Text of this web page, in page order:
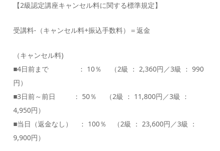
【2級認定講座キャンセル料に関する標準規定】
受講料-（キャンセル料+振込手数料）＝返金
（キャンセル料)
■4日前まで ： 10％ （2級 ： 2,360円／3級 ： 990
円）
■3日前～前日 ： 50％ （2級 ： 11,800円／3級 ：
4,950円）
■当日（返金なし） ： 100％ （2級 ： 23,600円／3級 ：
9,900円）